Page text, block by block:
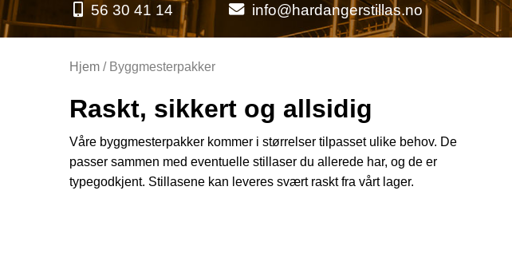
56 30 41 14 info@hardangerstillas.no
Hjem / Byggmesterpakker
Raskt, sikkert og allsidig
Våre byggmesterpakker kommer i størrelser tilpasset ulike behov. De
passer sammen med eventuelle stillaser du allerede har, og de er
typegodkjent. Stillasene kan leveres svært raskt fra vårt lager.